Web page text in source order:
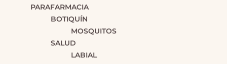
PARAFARMACIA
BOTIQUÍN
MOSQUITOS
SALUD
LABIAL